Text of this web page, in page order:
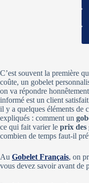
C’est souvent la première
coûte, un gobelet
on va répondre
informé est un client
il y a quelques éléments de
expliqués : comment un
ce qui fait varier le prix des
combien de temps faut-il
Au Gobelet Français, on
vous devez savoir avant de